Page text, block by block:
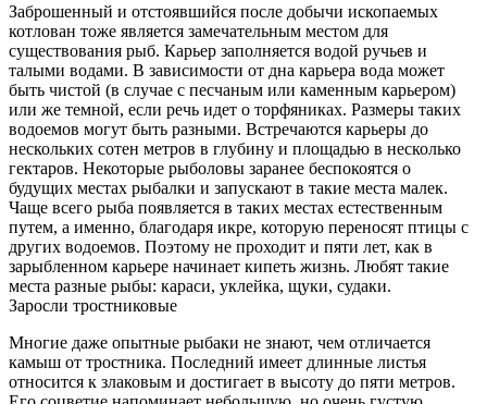
Заброшенный и отстоявшийся после добычи ископаемых
котлован тоже является замечательным местом для
существования рыб. Карьер заполняется водой ручьев и
талыми водами. В зависимости от дна карьера вода может
быть чистой (в случае с песчаным или каменным карьером)
или же темной, если речь идет о торфяниках. Размеры таких
водоемов могут быть разными. Встречаются карьеры до
нескольких сотен метров в глубину и площадью в несколько
гектаров. Некоторые рыболовы заранее беспокоятся о
будущих местах рыбалки и запускают в такие места малек.
Чаще всего рыба появляется в таких местах естественным
путем, а именно, благодаря икре, которую переносят птицы с
других водоемов. Поэтому не проходит и пяти лет, как в
зарыбленном карьере начинает кипеть жизнь. Любят такие
места разные рыбы: караси, уклейка, щуки, судаки.
Заросли тростниковые
Многие даже опытные рыбаки не знают, чем отличается
камыш от тростника. Последний имеет длинные листья
относится к злаковым и достигает в высоту до пяти метров.